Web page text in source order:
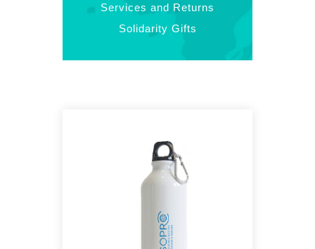
Services and Returns
Solidarity Gifts